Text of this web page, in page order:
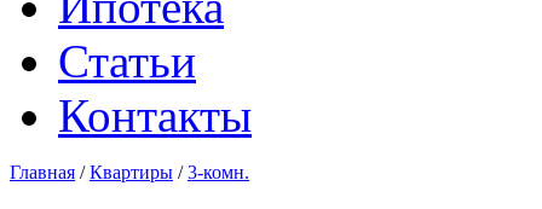
Статьи
Контакты
Главная /Квартиры /3-комн.